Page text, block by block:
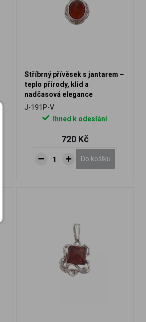
Stříbrný přívěsek s jantarem –
teplo přírody, klid a
nadčasová elegance
J-191P-V
Ihned k odeslání
720 Kč
Do košíku